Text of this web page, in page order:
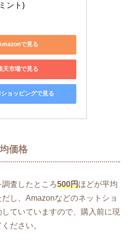
ント)
で見る
天市場で見る
ョッピングで見る
価格
査したところ500円ほどが平均
し、Amazonなどのネットショ
ていていますので、購入前に現
ださい。